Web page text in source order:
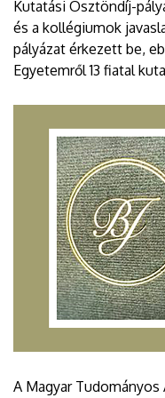
Kutatási Ösztöndíj-
és a kollégiumok
pályázat érkezett be,
Egyetemről 13 fiatal
A Magyar Tudományos